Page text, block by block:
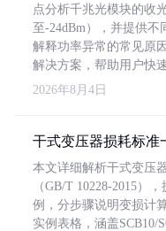
点分析千兆光模块的收
至-24dBm），并提供
解释功率异常的常见原
解决方案，帮助用户快
2026年8月4日
干式变压器损耗标准
本文详细解析干式变压
（GB/T 10228-2015）
例，分步骤说明变损计
实例表格，涵盖SCB10/